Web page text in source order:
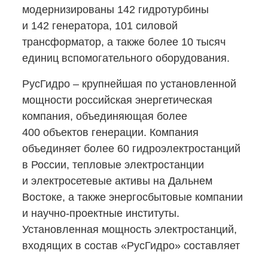
модернизированы 142 гидротурбины
и 142 генератора, 101 силовой
трансформатор, а также более 10 тысяч
единиц вспомогательного оборудования.
РусГидро – крупнейшая по установленной
мощности российская энергетическая
компания, объединяющая более
400 объектов генерации. Компания
объединяет более 60 гидроэлектростанций
в России, тепловые электростанции
и электросетевые активы на Дальнем
Востоке, а также энергосбытовые компании
и научно-проектные институты.
Установленная мощность электростанций,
входящих в состав «РусГидро» составляет